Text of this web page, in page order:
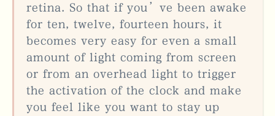
retina. So that if you’ve been awake
for ten, twelve, fourteen hours, it
becomes very easy for even a small
amount of light coming from screen
or from an overhead light to trigger
the activation of the clock and make
you feel like you want to stay up